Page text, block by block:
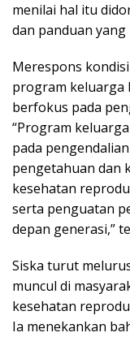
menilai hal itu
dan panduan
Merespons
program keluarga
berfokus pada
“Program
pada
pengetahuan dan
kesehatan
serta penguatan
depan generasi,”
Siska turut
muncul di
kesehatan
Ia menekankan